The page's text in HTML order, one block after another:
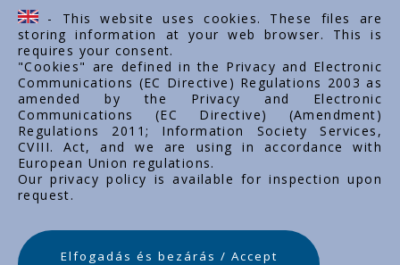
Tárhely adatok
Támogatások
- This website uses cookies. These files are
storing information at your web browser. This is
requires your consent.
"Cookies" are defined in the Privacy and Electronic
Communications (EC Directive) Regulations 2003 as
amended by the Privacy and Electronic
Communications (EC Directive) (Amendment)
Regulations 2011; Information Society Services,
CVIII. Act, and we are using in accordance with
European Union regulations.
Our privacy policy is available for inspection upon
request.
Elfogadás és bezárás / Accept